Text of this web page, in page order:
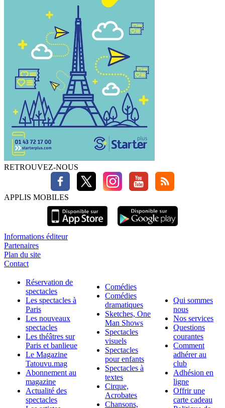
RETROUVEZ-NOUS
APPLIS MOBILES
Informations éditeur
Partenaires
Plan du site
Contact
Réservation de
spectacles
Les spectacles à
Paris
Les nouveaux
spectacles
Les théâtres sur
Paris et banlieue
Le Magazine
Tatouvu.mag
Abonnement au
magazine
Actualité des
spectacles
Comédies
Comédies
dramatiques
Sketches, One
Man Shows
Spectacles
visuels
Spectacles
pour enfants
Spectacles à
textes
Cirque,
Acrobates
Chansons,
Qui sommes
nous
Nos services
Questions
courantes
Comment
adhérer au
club
Adhésion en
ligne
Offrir une
carte cadeau